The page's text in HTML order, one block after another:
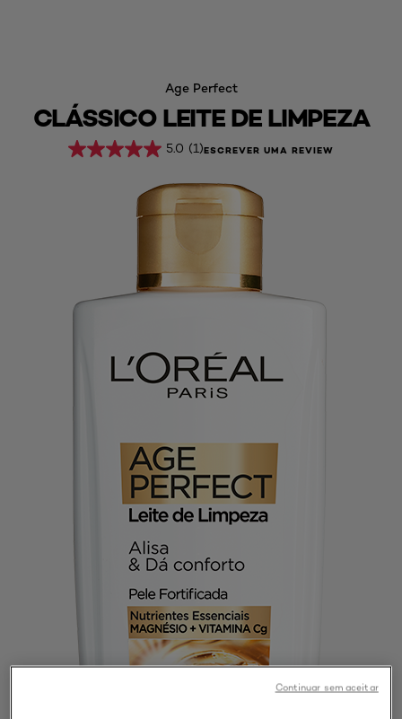
Age Perfect
CLÁSSICO LEITE DE LIMPEZA
5.0 (1)ESCREVER UMA REVIEW
Continuar sem aceitar